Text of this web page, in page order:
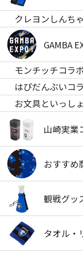
クレヨンしんち
GAMBA
モンチッチコラ
はぴだんぶいコ
お文具といっし
山崎実業
おすすめ
観戦グッ
タオル・